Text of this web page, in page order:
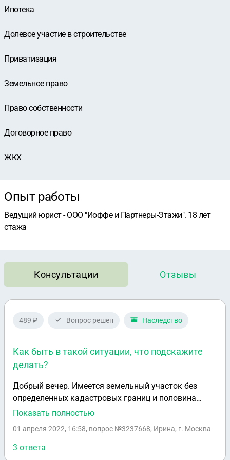
Ипотека
Долевое участие в строительстве
Приватизация
Земельное право
Право собственности
Договорное право
ЖКХ
Опыт работы
Ведущий юрист - ООО "Иоффе и Партнеры-Этажи". 18 лет
стажа
Консультации Отзывы
489 ₽ Вопрос решен Наследство
Как быть в такой ситуации, что подскажите
делать?
Добрый вечер. Имеется земельный участок без
определенных кадастровых границ и половина
дома на этом участке. Собственница земли и дома
имела. Наследники второй очереди - трое
племянников в положенные сроки в наследство не
Показать полностью
01 апреля 2022, 16:58, вопрос №3237668, Ирина, г. Москва
3 ответа